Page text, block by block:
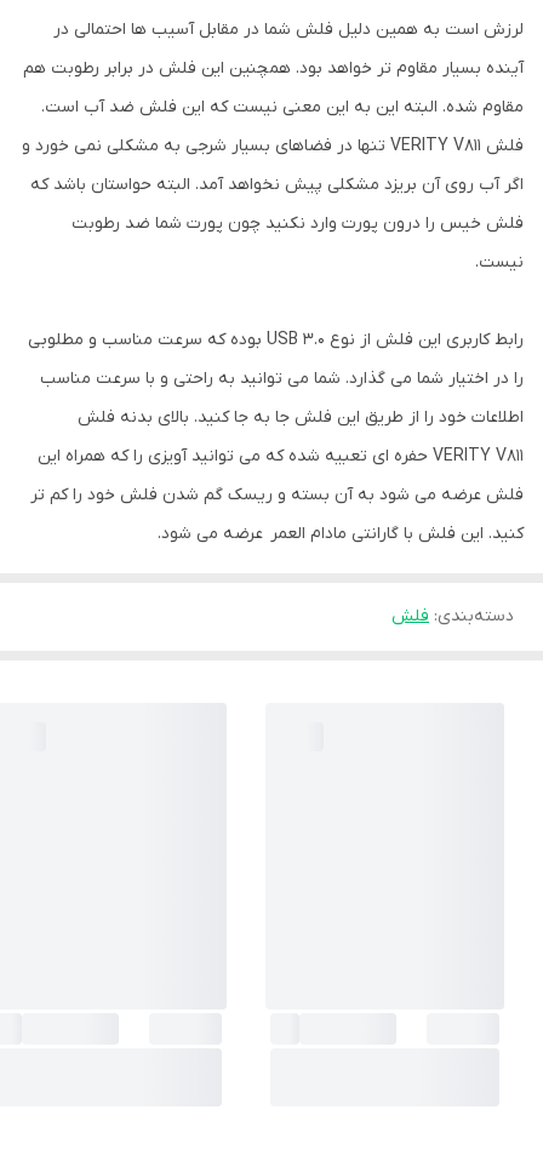
لرزش است به همین دلیل فلش شما در مقابل آسیب ها احتمالی در
آینده بسیار مقاوم تر خواهد بود. همچنین این فلش در برابر رطوبت هم
مقاوم شده. البته این به این معنی نیست که این فلش ضد آب است.
فلش VERITY V811 تنها در فضاهای بسیار شرجی به مشکلی نمی خورد و
اگر آب روی آن بریزد مشکلی پیش نخواهد آمد. البته حواستان باشد که
فلش خیس را درون پورت وارد نکنید چون پورت شما ضد رطوبت
نیست.
رابط کاربری این فلش از نوع USB 3.0 بوده که سرعت مناسب و مطلوبی
را در اختیار شما می گذارد. شما می توانید به راحتی و با سرعت مناسب
اطلاعات خود را از طریق این فلش جا به جا کنید. بالای بدنه فلش
VERITY V811 حفره ای تعبیه شده که می توانید آویزی را که همراه این
فلش عرضه می شود به آن بسته و ریسک گم شدن فلش خود را کم تر
کنید. این فلش با گارانتی مادام العمر عرضه می شود.
دسته‌بندی: فلش